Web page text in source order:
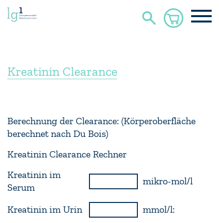
Kreatinin Clearance
Berechnung der Clearance: (Körperoberfläche
berechnet nach Du Bois)
Kreatinin Clearance Rechner
Kreatinin im
Serum
mikro-mol/l
Kreatinin im Urin mmol/l: